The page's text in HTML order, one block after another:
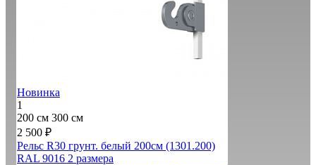
Новинка
1
200 см 300 см
2 500 ₽
Рельс R30 грунт. белый 200см (1301.200)
RAL 9016 2 размера